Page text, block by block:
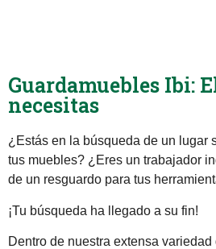
Guardamuebles Ibi:
necesitas
¿Estás en la búsqueda de un lugar
tus muebles? ¿Eres un trabajador
de un resguardo para tus
¡Tu búsqueda ha llegado a su fin!
Dentro de nuestra extensa variedad